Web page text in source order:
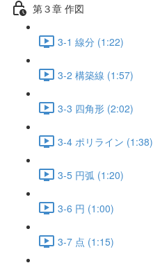
第３章 作図
3-1 線分 (1:22)
3-2 構築線 (1:57)
3-3 四角形 (2:02)
3-4 ポリライン (1:38)
3-5 円弧 (1:20)
3-6 円 (1:00)
3-7 点 (1:15)